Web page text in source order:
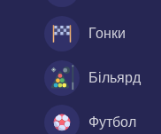
Гонки
Більярд
Футбол